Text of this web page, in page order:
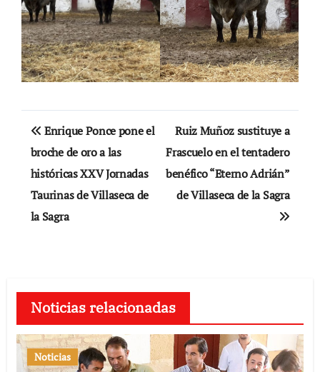
Navegación
de
entradas
Enrique Ponce pone el
broche de oro a las
históricas XXV Jornadas
Taurinas de Villaseca de
la Sagra
Ruiz Muñoz sustituye a
Frascuelo en el tentadero
benéfico “Eterno Adrián”
de Villaseca de la Sagra
Noticias relacionadas
Noticias